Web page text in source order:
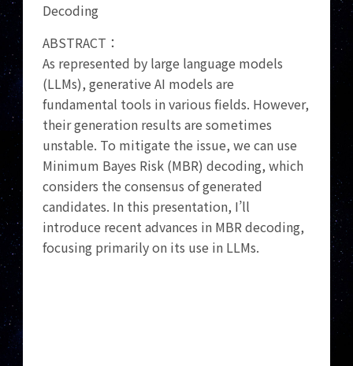
Decoding
ABSTRACT：
As represented by large language models
(LLMs), generative AI models are
fundamental tools in various fields. However,
their generation results are sometimes
unstable. To mitigate the issue, we can use
Minimum Bayes Risk (MBR) decoding, which
considers the consensus of generated
candidates. In this presentation, I’ll
introduce recent advances in MBR decoding,
focusing primarily on its use in LLMs.